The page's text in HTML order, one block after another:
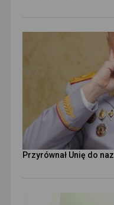
Przyrównał Unię do